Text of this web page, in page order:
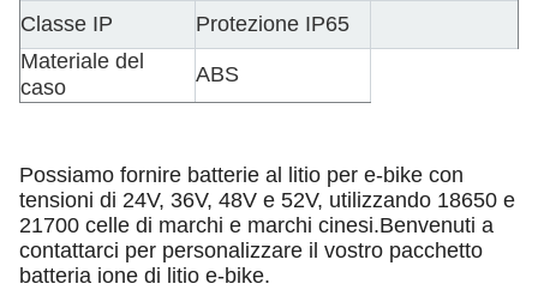
Classe IP
Protezione IP65
Materiale del
caso
ABS
Possiamo fornire batterie al litio per e-bike con
tensioni di 24V, 36V, 48V e 52V, utilizzando 18650 e
21700 celle di marchi e marchi cinesi.Benvenuti a
contattarci per personalizzare il vostro pacchetto
batteria ione di litio e-bike.